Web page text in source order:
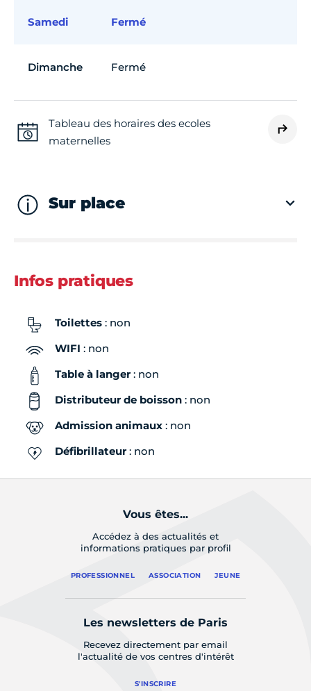
Samedi Fermé
Dimanche Fermé
Tableau des horaires des ecoles
maternelles
Sur place
Infos pratiques
Toilettes : non
WIFI : non
Table à langer: non
Distributeur de boisson : non
Admission animaux : non
Défibrillateur: non
Vous êtes...
Accédez à des actualités et
informations pratiques par profil
PROFESSIONNEL ASSOCIATION JEUNE
Les newsletters de Paris
Recevez directement par email
l'actualité de vos centres d'intérêt
S'INSCRIRE